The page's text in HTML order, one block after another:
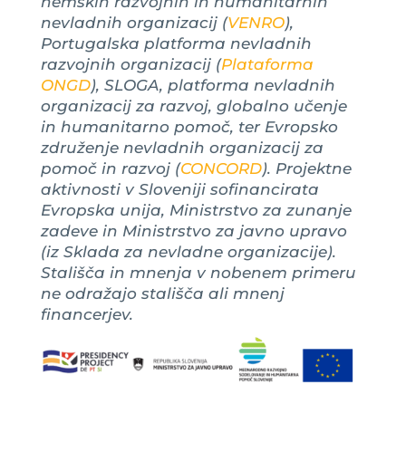
nevladnih organizacij (VENRO),
Portugalska platforma nevladnih
razvojnih organizacij (Plataforma
ONGD), SLOGA, platforma nevladnih
organizacij za razvoj, globalno učenje
in humanitarno pomoč, ter Evropsko
združenje nevladnih organizacij za
pomoč in razvoj (CONCORD). Projektne
aktivnosti v Sloveniji sofinancirata
Evropska unija, Ministrstvo za zunanje
zadeve in Ministrstvo za javno upravo
(iz Sklada za nevladne organizacije).
Stališča in mnenja v nobenem primeru
ne odražajo stališča ali mnenj
financerjev.